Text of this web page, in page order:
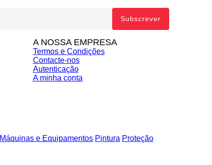
A NOSSA EMPRESA
Termos e Condições
Contacte-nos
Autenticação
A minha conta
Máquinas e Equipamentos Pintura Proteção